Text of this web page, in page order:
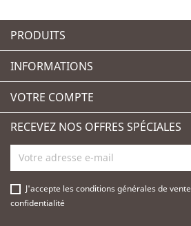
PRODUITS
INFORMATIONS
VOTRE COMPTE
RECEVEZ NOS OFFRES SPÉCIALES
J'accepte lesconditions générales de vente
confidentialité